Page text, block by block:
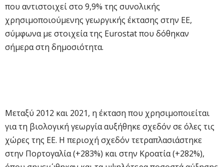
που αντιστοιχεί στο 9,9% της συνολικής
χρησιμοποιούμενης γεωργικής έκτασης στην ΕΕ,
σύμφωνα με στοιχεία της Eurostat που δόθηκαν
σήμερα στη δημοσιότητα.
Μεταξύ 2012 και 2021, η έκταση που χρησιμοποιείται
για τη βιολογική γεωργία αυξήθηκε σχεδόν σε όλες τις
χώρες της ΕΕ. Η περιοχή σχεδόν τετραπλασιάστηκε
στην Πορτογαλία (+283%) και στην Κροατία (+282%),